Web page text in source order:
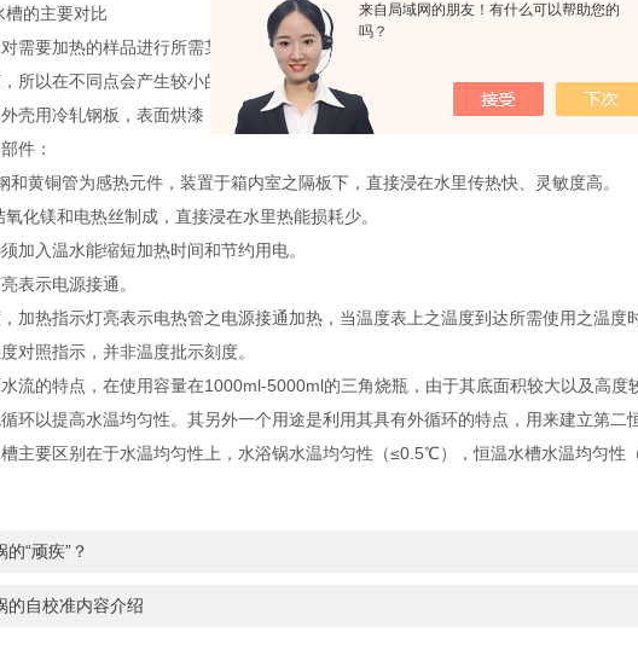
来自局域网的朋友！有什么可以帮助您的
吗？
槽的主要对比
要加热的样品进行所需某一温度的控制，以实现在对不同样品在同一种温控环境
所以在不同点会产生较小的温度差异。水浴锅一般用于对三角瓶的加热，在不取下
用冷轧钢板，表面烘漆，内胆采用不锈钢制成，中层用聚胺脂隔热，并装有恒温
件：
铜管为感热元件，装置于箱内室之隔板下，直接浸在水里传热快、灵敏度高。
镁和电热丝制成，直接浸在水里热能损耗少。
入温水能缩短加热时间和节约用电。
示电源接通。
热指示灯亮表示电热管之电源接通加热，当温度表上之温度到达所需使用之温度
照指示，并非温度批示刻度。
的特点，在使用容量在1000ml-5000ml的三角烧瓶，由于其底面积较大以及高度
环以提高水温均匀性。其另外一个用途是利用其具有外循环的特点，用来建立第二
要区别在于水温均匀性上，水浴锅水温均匀性（≤0.5℃），恒温水槽水温均匀性
“顽疾”？
的自校准内容介绍